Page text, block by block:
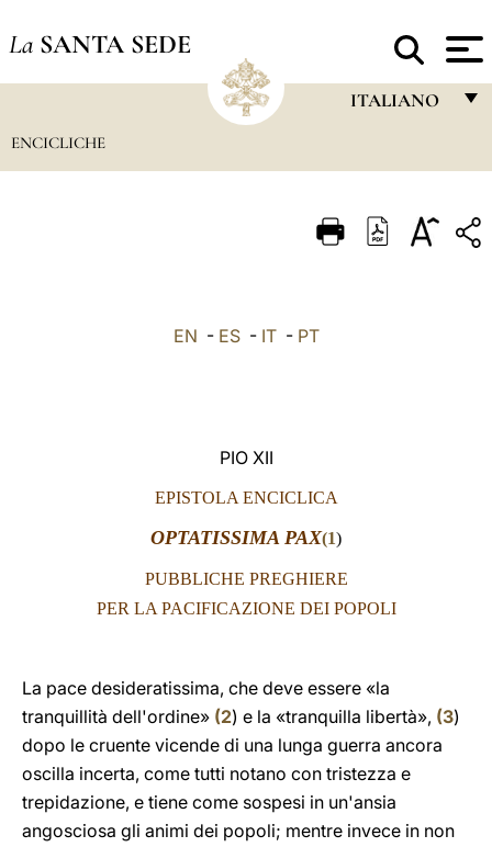
La SANTA SEDE
ITALIANO
ITALIANO
ENCICLICHE
EN - ES- IT- PT
PIO XII
EPISTOLA ENCICLICA
OPTATISSIMA PAX(1)
PUBBLICHE PREGHIERE
PER LA PACIFICAZIONE DEI POPOLI
La pace desideratissima, che deve essere «la
tranquillità dell'ordine» (2) e la «tranquilla libertà», (3)
dopo le cruente vicende di una lunga guerra ancora
oscilla incerta, come tutti notano con tristezza e
trepidazione, e tiene come sospesi in un'ansia
angosciosa gli animi dei popoli; mentre invece in non